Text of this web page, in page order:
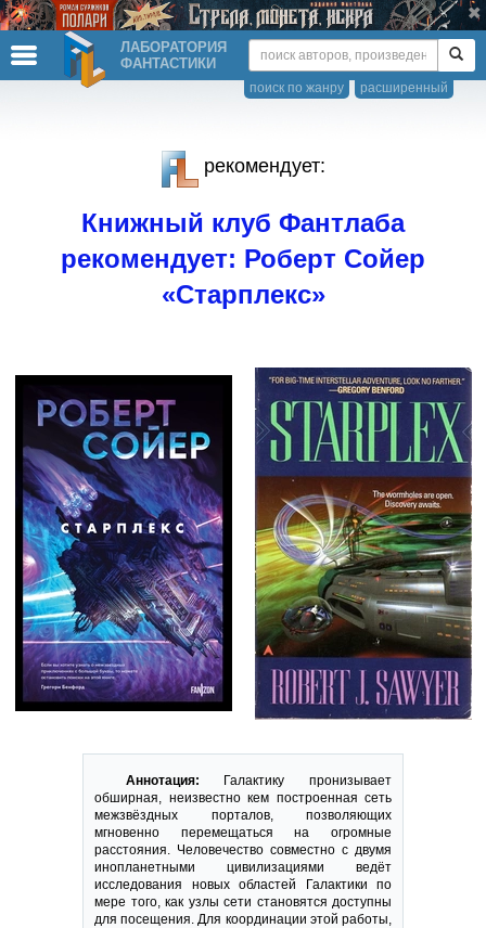
ЛАБОРАТОРИЯ
ФАНТАСТИКИ
расширенный
поиск по жанру
рекомендует:
Книжный клуб Фантлаба
рекомендует: Роберт Сойер
«Старплекс»
Аннотация: Галактику пронизывает
обширная, неизвестно кем построенная сеть
межзвёздных порталов, позволяющих
мгновенно перемещаться на огромные
расстояния. Человечество совместно с двумя
инопланетными цивилизациями ведёт
исследования новых областей Галактики по
мере того, как узлы сети становятся доступны
для посещения. Для координации этой работы,